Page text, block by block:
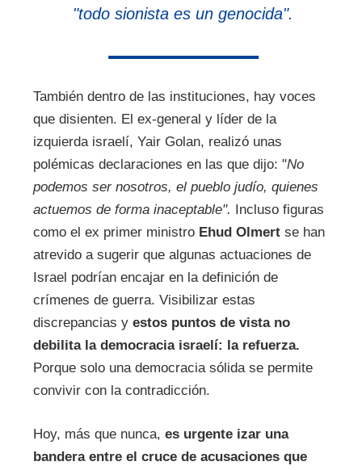
"todo sionista es un genocida".
También dentro de las instituciones, hay voces
que disienten. El ex-general y líder de la
izquierda israelí, Yair Golan, realizó unas
polémicas declaraciones en las que dijo: "No
podemos ser nosotros, el pueblo judío, quienes
actuemos de forma inaceptable". Incluso figuras
como el ex primer ministro Ehud Olmertse han
atrevido a sugerir que algunas actuaciones de
Israel podrían encajar en la definición de
crímenes de guerra. Visibilizar estas
discrepancias y estos puntos de vista no
debilita la democracia israelí: la refuerza.
Porque solo una democracia sólida se permite
convivir con la contradicción.
Hoy, más que nunca, es urgente izar una
bandera entre el cruce de acusaciones que